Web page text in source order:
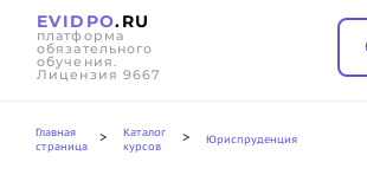
EVIDPO.RU
платформа
обязательного
обучения.
Лицензия 9667
Главная
страница
>
Каталог
курсов
> Юриспруденция